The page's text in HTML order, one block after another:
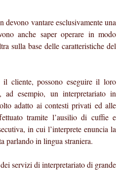
vantare esclusivamente una
anche saper operare in modo
sulla base delle caratteristiche del
cliente, possono eseguire il loro
ad esempio, un interpretariato in
adatto ai contesti privati ed alle
tramite l’ausilio di cuffie e
in cui l’interprete enuncia la
parlando in lingua straniera.
servizi di interpretariato di grande